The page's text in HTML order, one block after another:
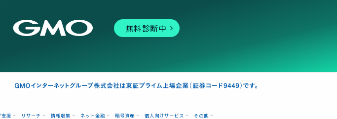
無料診断中
支援 リサーチ 情報収集 ネット金融 暗号資産 個人向けサービス その他